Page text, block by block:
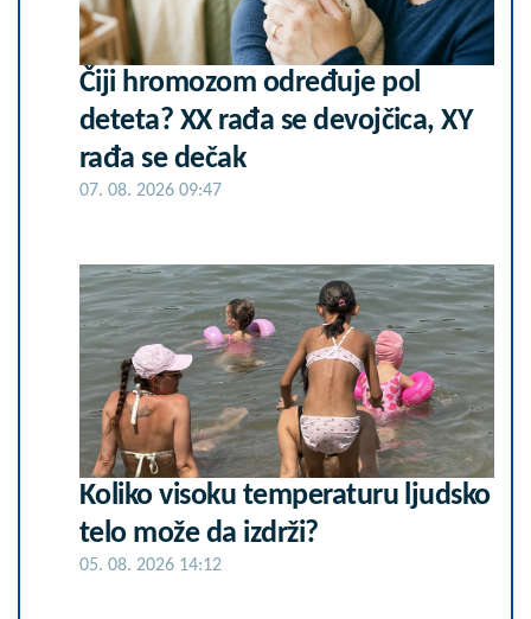
Čiji hromozom određuje pol
deteta? XX rađa se devojčica, XY
rađa se dečak
07. 08. 2026 09:47
Koliko visoku temperaturu ljudsko
telo može da izdrži?
05. 08. 2026 14:12